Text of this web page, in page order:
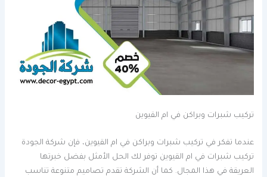
تركيب شبرات وبراكن في ام القيوين
عندما تفكر في تركيب شبرات وبراكن في ام القيوين، فإن شركة الجودة
تركيب شبرات في ام القيوين توفر لك الحل الأمثل بفضل خبرتها
العريقة في هذا المجال. كما أن الشركة تقدم تصاميم متنوعة تناسب